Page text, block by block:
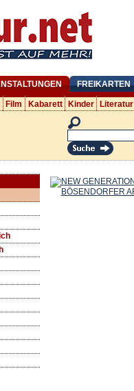
FREIKARTEN
Film Kabarett Kinder Literatur